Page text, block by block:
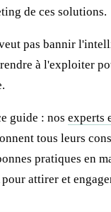
de ces solutions.
pas bannir
à l'exploiter
guide : nos experts
tous leurs
pratiques en
pour attirer et